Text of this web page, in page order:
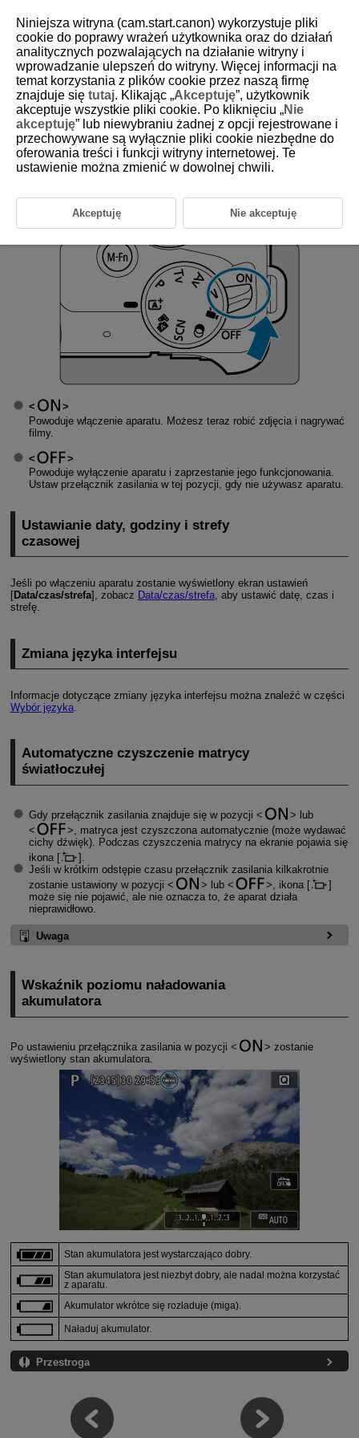
D101-016
Włączanie zasilania
Ustawianie daty, godziny i strefy czasowej
Zmiana języka interfejsu
Automatyczne czyszczenie matrycy światłoczułej
Wskaźnik poziomu naładowania akumulatora
Powoduje włączenie aparatu. Możesz teraz robić zdjęcia i nagrywać
filmy.
Powoduje wyłączenie aparatu i zaprzestanie jego funkcjonowania.
Ustaw przełącznik zasilania w tej pozycji, gdy nie używasz aparatu.
Ustawianie daty, godziny i strefy
czasowej
Jeśli po włączeniu aparatu zostanie wyświetlony ekran ustawień
[Data/czas/strefa], zobacz Data/czas/strefa, aby ustawić datę, czas i
strefę.
Zmiana języka interfejsu
Informacje dotyczące zmiany języka interfejsu można znaleźć w części
Wybór języka.
Automatyczne czyszczenie matrycy
światłoczułej
Gdy przełącznik zasilania znajduje się w pozycji
lub
, matryca jest czyszczona automatycznie (może wydawać
cichy dźwięk). Podczas czyszczenia matrycy na ekranie pojawia się
ikona [
].
Jeśli w krótkim odstępie czasu przełącznik zasilania kilkakrotnie
zostanie ustawiony w pozycji
lub , ikona [
]
może się nie pojawić, ale nie oznacza to, że aparat działa
nieprawidłowo.
Uwaga
Wskaźnik poziomu naładowania
akumulatora
Po ustawieniu przełącznika zasilania w pozycji
zostanie
wyświetlony stan akumulatora.
Stan akumulatora jest wystarczająco dobry.
Stan akumulatora jest niezbyt dobry, ale nadal można korzystać
z aparatu.
Akumulator wkrótce się rozładuje (miga).
Naładuj akumulator.
Przestroga
Niniejsza witryna (cam.start.canon) wykorzystuje pliki
cookie do poprawy wrażeń użytkownika oraz do działań
analitycznych pozwalających na działanie witryny i
wprowadzanie ulepszeń do witryny. Więcej informacji na
temat korzystania z plików cookie przez naszą firmę
znajduje się tutaj. Klikając „Akceptuję”, użytkownik
akceptuje wszystkie pliki cookie. Po kliknięciu „Nie
akceptuję” lub niewybraniu żadnej z opcji rejestrowane i
przechowywane są wyłącznie pliki cookie niezbędne do
oferowania treści i funkcji witryny internetowej. Te
ustawienie można zmienić w dowolnej chwili.
Akceptuję Nie akceptuję